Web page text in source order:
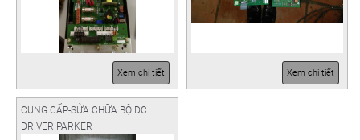
Xem chi tiết Xem chi tiết
CUNG CẤP-SỬA CHỮA BỘ DC
DRIVER PARKER